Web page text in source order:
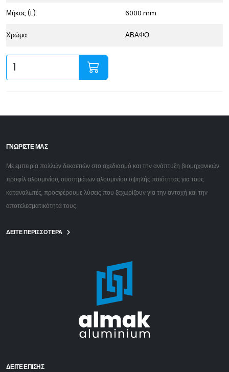
Μήκος (L): 6000 mm
Χρώμα: ΑΒΑΦΟ
ΓΝΩΡΙΣΤΕ ΜΑΣ
Με εμπειρία πολλών δεκαετιών στο σχεδιασμό και την ανάπτυξη βιομηχανικών
προφίλ αλουμινίου, συστημάτων αλουμινίου υψηλής ποιότητας για τους
καταναλωτές, προσφέρουμε λύσεις που ξεχωρίζουν για την αντοχή και την
αποτελεσματικότητά τους.
ΔΕΙΤΕ ΠΕΡΙΣΣΟΤΕΡΑ
ΔΕΊΤΕ ΕΠΙΣΗΣ